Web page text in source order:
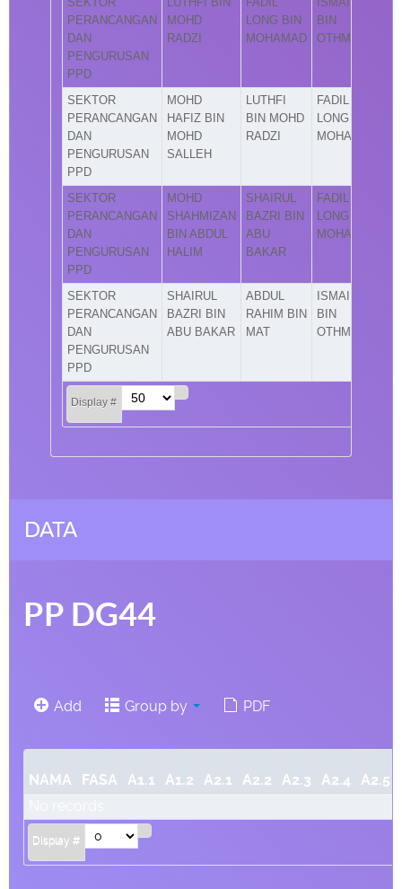
Display #
PERANCANGAN
DAN
PENGURUSAN
PPD
MOHD
RADZI
LONG BIN
MOHAMAD
BIN
OTHMAN
SEKTOR
PERANCANGAN
DAN
PENGURUSAN
PPD
MOHD
HAFIZ BIN
MOHD
SALLEH
LUTHFI
BIN MOHD
RADZI
FADIL
LONG BIN
MOHAMAD
SEKTOR
PERANCANGAN
DAN
PENGURUSAN
PPD
MOHD
SHAHMIZAN
BIN ABDUL
HALIM
SHAIRUL
BAZRI BIN
ABU
BAKAR
FADIL
LONG BIN
MOHAMAD
SEKTOR
PERANCANGAN
DAN
PENGURUSAN
PPD
SHAIRUL
BAZRI BIN
ABU BAKAR
ABDUL
RAHIM BIN
MAT
ISMAIL
BIN
OTHMAN
DATA
PP DG44
Add Group by PDF
NAMA FASA A1.1 A1.2 A2.1 A2.2 A2.3 A2.4 A2.5
Display #